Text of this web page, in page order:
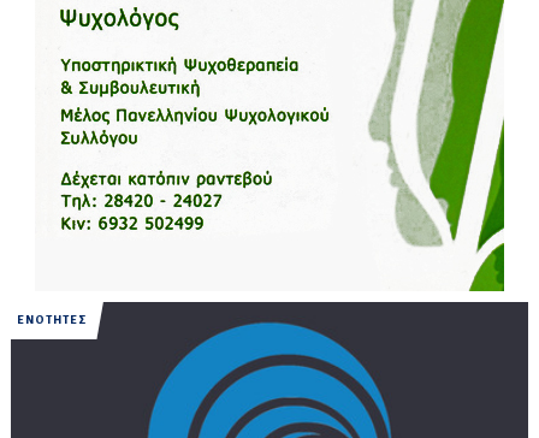
ΕΝΟΤΗΤΕΣ